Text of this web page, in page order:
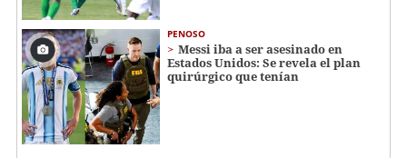
PENOSO
Messi iba a ser asesinado en
Estados Unidos: Se revela el plan
quirúrgico que tenían